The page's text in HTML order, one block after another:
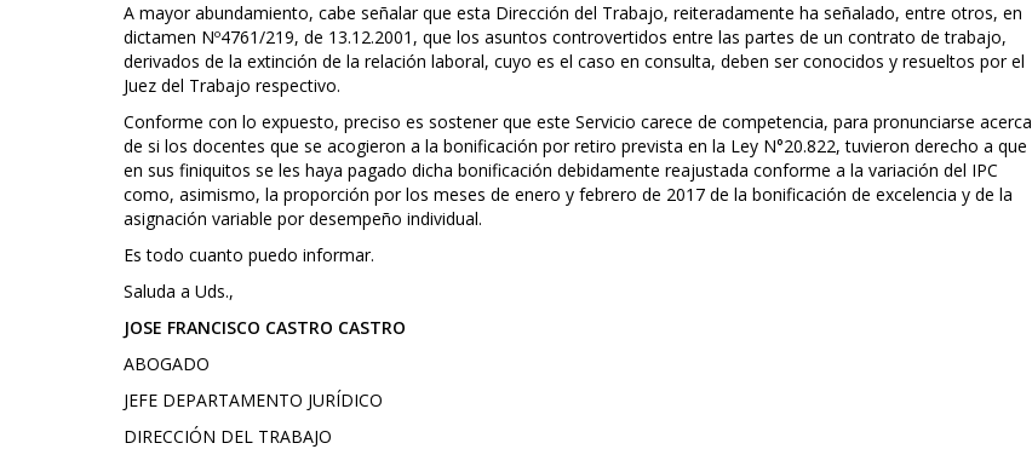
A mayor abundamiento, cabe señalar que esta Dirección del Trabajo, reiteradamente ha señalado, entre otros, en
dictamen Nº4761/219, de 13.12.2001, que los asuntos controvertidos entre las partes de un contrato de trabajo,
derivados de la extinción de la relación laboral, cuyo es el caso en consulta, deben ser conocidos y resueltos por el
Juez del Trabajo respectivo.
Conforme con lo expuesto, preciso es sostener que este Servicio carece de competencia, para pronunciarse acerca
de si los docentes que se acogieron a la bonificación por retiro prevista en la Ley N°20.822, tuvieron derecho a que
en sus finiquitos se les haya pagado dicha bonificación debidamente reajustada conforme a la variación del IPC
como, asimismo, la proporción por los meses de enero y febrero de 2017 de la bonificación de excelencia y de la
asignación variable por desempeño individual.
Es todo cuanto puedo informar.
Saluda a Uds.,
JOSE FRANCISCO CASTRO CASTRO
ABOGADO
JEFE DEPARTAMENTO JURÍDICO
DIRECCIÓN DEL TRABAJO